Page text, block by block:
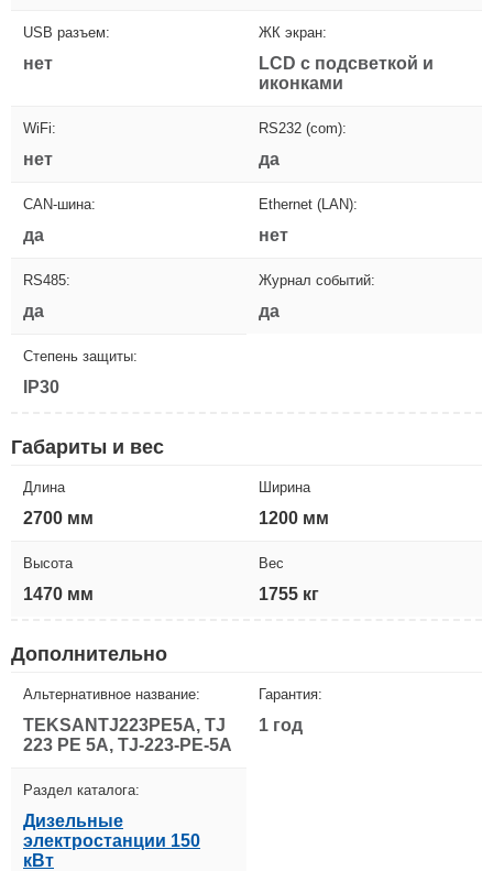
USB разъем:
нет
ЖК экран:
LCD с подсветкой и
иконками
WiFi:
нет
RS232 (com):
да
CAN-шина:
да
Ethernet (LAN):
нет
RS485:
да
Журнал событий:
да
Степень защиты:
IP30
Габариты и вес
Длина
2700 мм
Ширина
1200 мм
Высота
1470 мм
Вес
1755 кг
Дополнительно
Альтернативное название:
TEKSANTJ223PE5A, TJ
223 PE 5A, TJ-223-PE-5A
Гарантия:
1 год
Раздел каталога:
Дизельные
электростанции 150
кВт